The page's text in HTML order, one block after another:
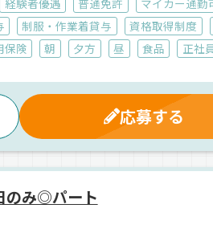
制服・作業着貸与 資格取得制度
保険 朝 夕方 昼 食品 正社
応募する
のみ◎パート